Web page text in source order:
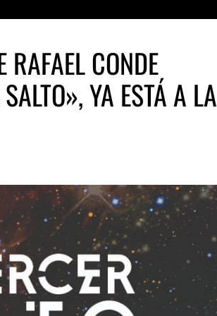
CONDE
YA ESTÁ A LA